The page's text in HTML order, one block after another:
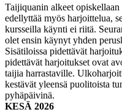
Taijiquanin alkeet opiskellaan
edellyttää myös harjoittelua,
kursseilla käynti ei riitä.
olet ensin käynyt yhden
Sisätiloissa pidettävät
pidettävät harjoitukset ovat
taijia harrastaville.
kestävät yleensä puolitoista
pyhäpäivinä.
KESÄ 2026